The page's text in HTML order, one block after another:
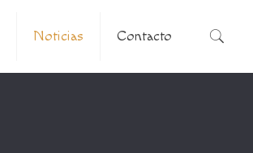
Noticias Contacto